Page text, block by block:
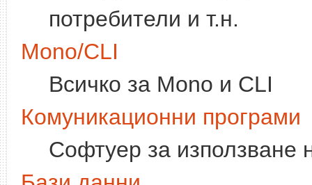
потребители и т.н.
Mono/CLI
Всичко за Mono и CLI
Комуникационни програми
Софтуер за използване